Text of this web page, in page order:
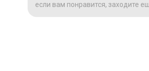
если вам понравится, заходите